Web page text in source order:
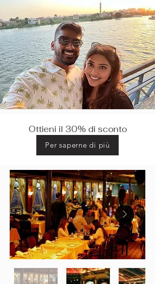
Ottieni il 30% di sconto
Per saperne di più